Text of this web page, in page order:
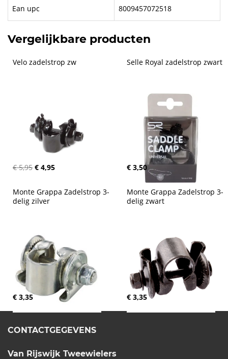
Ean upc 8009457072518
Vergelijkbare producten
Velo zadelstrop zw
€ 5,95 € 4,95
Selle Royal zadelstrop zwart
€ 3,50
Monte Grappa Zadelstrop 3-
delig zilver
€ 3,35
Monte Grappa Zadelstrop 3-
delig zwart
€ 3,35
CONTACTGEGEVENS
Van Rijswijk Tweewielers